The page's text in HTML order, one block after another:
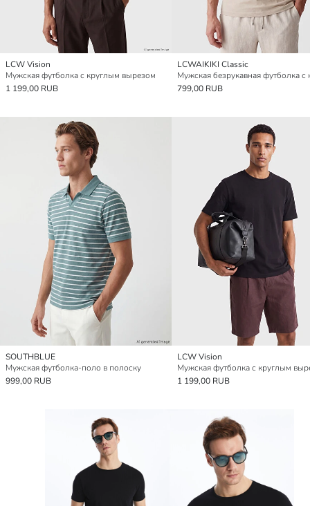
LCW Vision
Мужская футболка с круглым вырезом
1 199,00 RUB
LCWAIKIKI Classic
799,00 RUB
SOUTHBLUE
Мужская футболка-поло в полоску
999,00 RUB
LCW Vision
Мужская футболка с круглым
1 199,00 RUB